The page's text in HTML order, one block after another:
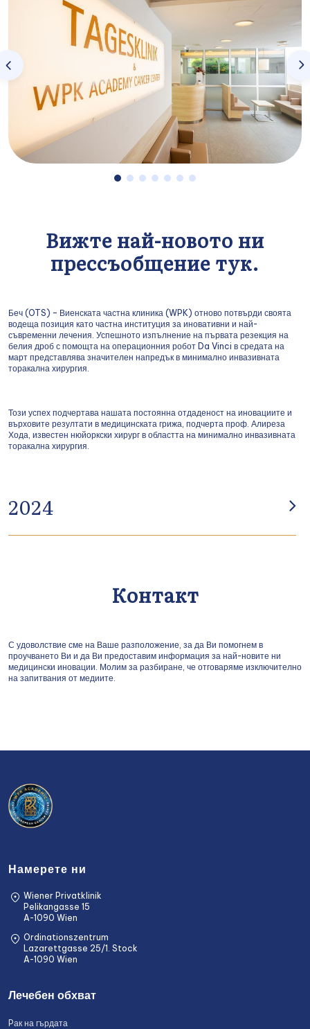
Вижте най-новото ни
прессъобщение тук.
Беч (OTS) – Виенската частна клиника (WPK) отново потвърди своята
водеща позиция като частна институция за иновативни и най-
съвременни лечения. Успешното изпълнение на първата резекция на
белия дроб с помощта на операционния робот Da Vinci в средата на
март представлява значителен напредък в минимално инвазивната
торакална хирургия.
Този успех подчертава нашата постоянна отдаденост на иновациите и
върховите резултати в медицинската грижа, подчерта проф. Алиреза
Хода, известен нюйоркски хирург в областта на минимално инвазивната
торакална хирургия.
2024
износа в сектора на вътрешния туризъм и
Контакт
С удоволствие сме на Ваше разположение, за да Ви помогнем в
проучването Ви и да Ви предоставим информация за най-новите ни
медицински иновации. Молим за разбиране, че отговаряме изключително
на запитвания от медиите.
Намерете ни
Wiener Privatklinik
Pelikangasse 15
A-1090 Wien
Ordinationszentrum
Lazarettgasse 25/1. Stock
A-1090 Wien
Лечебен обхват
Pак на гърдата